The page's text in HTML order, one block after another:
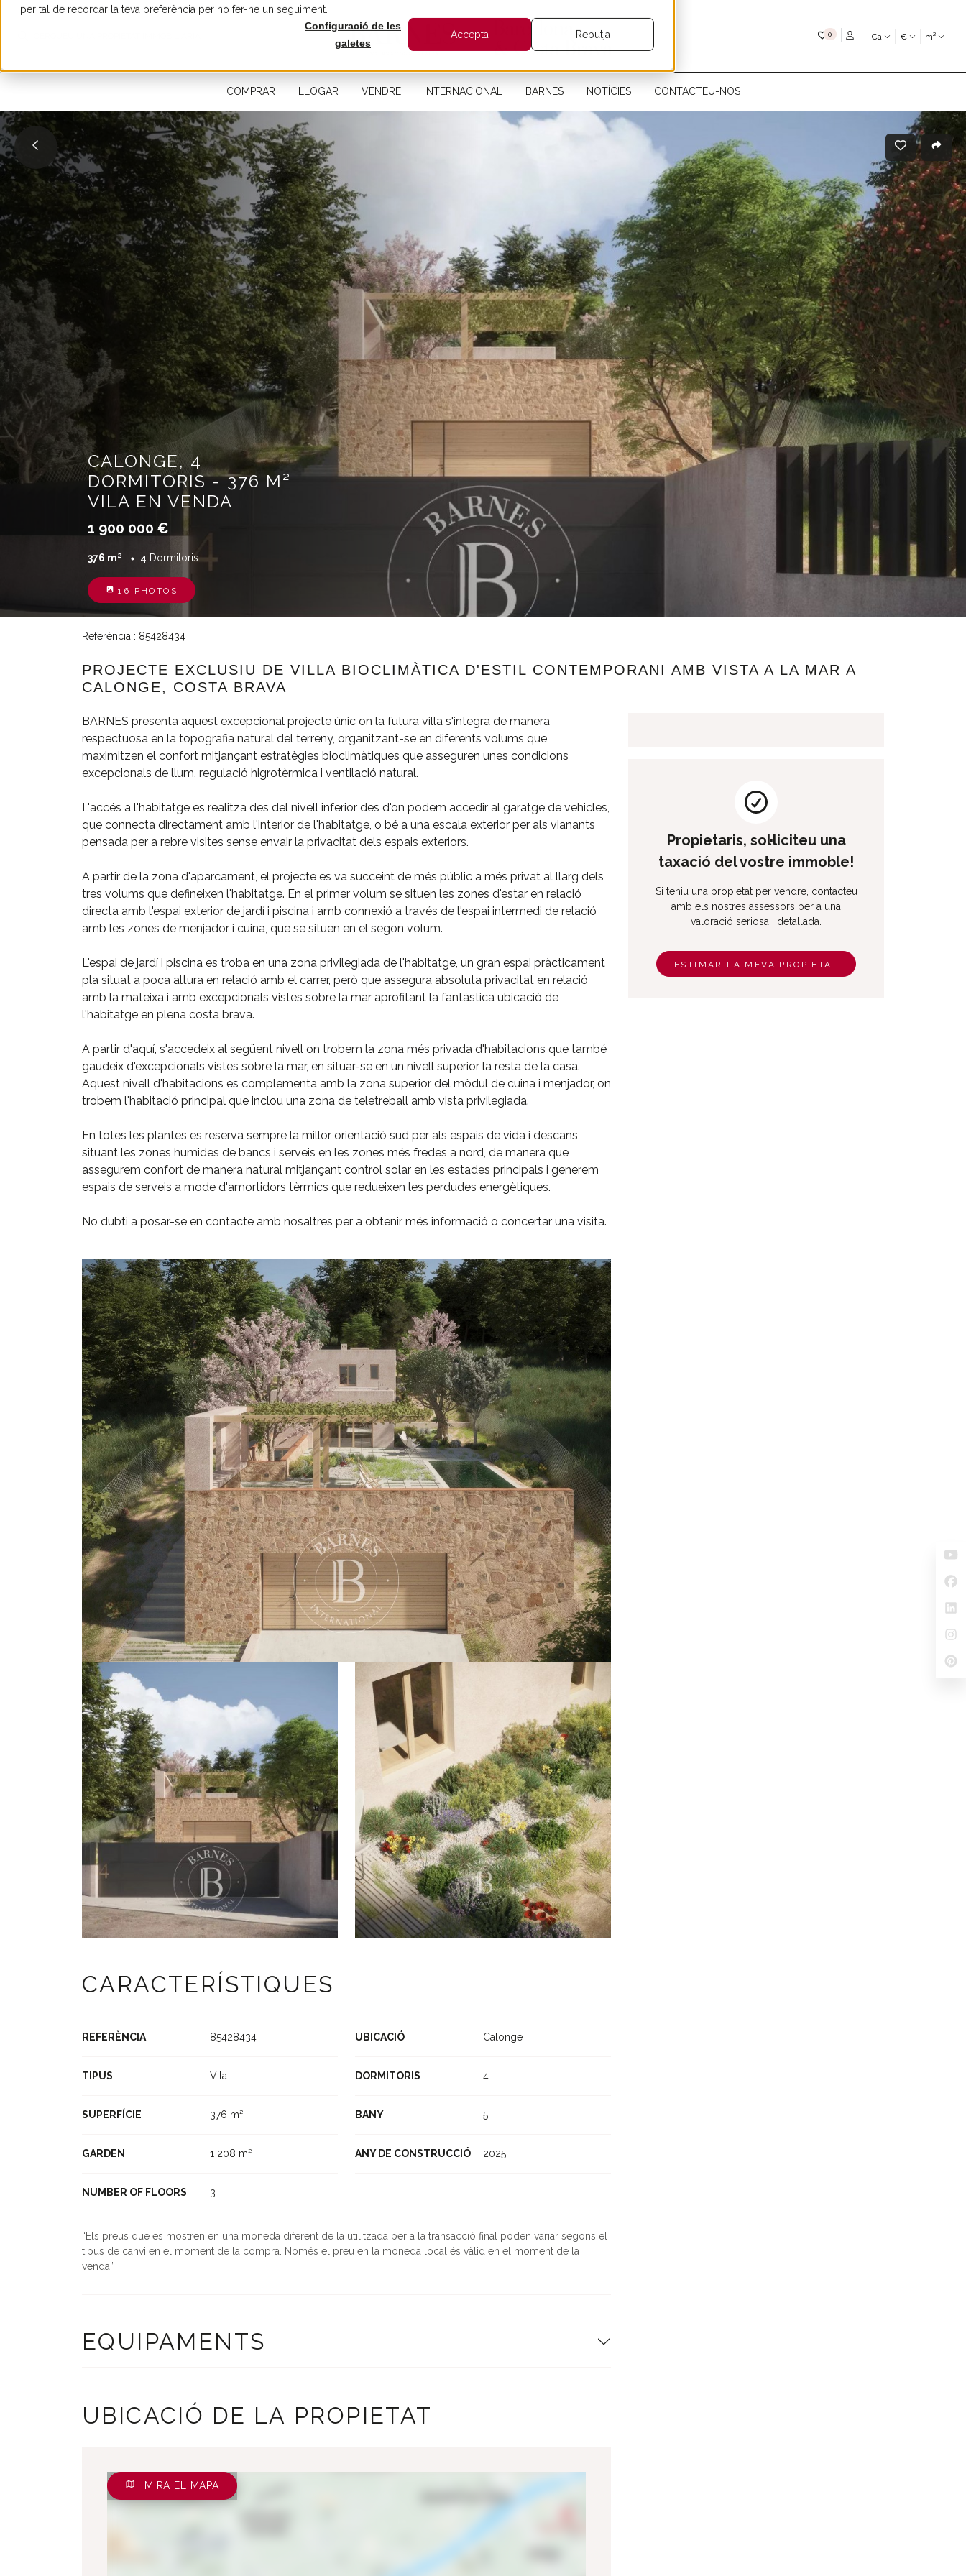
per tal de recordar la teva preferència per no fer-ne un seguiment.
Configuració de les
galetes
Accepta Rebutja 0My favouritesCa € m²
COMPRAR LLOGAR VENDRE INTERNACIONAL BARNES NOTÍCIES CONTACTEU-NOS
CALONGE, 4
DORMITORIS - 376 M²
VILA EN VENDA
1 900 000 €
376 m² 4 Dormitoris
16 PHOTOS
Referència : 85428434
PROJECTE EXCLUSIU DE VILLA BIOCLIMÀTICA D'ESTIL CONTEMPORANI AMB VISTA A LA MAR A
CALONGE, COSTA BRAVA
BARNES presenta aquest excepcional projecte únic on la futura villa s'integra de manera
respectuosa en la topografia natural del terreny, organitzant-se en diferents volums que
maximitzen el confort mitjançant estratègies bioclimàtiques que asseguren unes condicions
excepcionals de llum, regulació higrotèrmica i ventilació natural.
L'accés a l'habitatge es realitza des del nivell inferior des d'on podem accedir al garatge de vehicles,
que connecta directament amb l'interior de l'habitatge, o bé a una escala exterior per als vianants
pensada per a rebre visites sense envair la privacitat dels espais exteriors.
A partir de la zona d'aparcament, el projecte es va succeint de més públic a més privat al llarg dels
tres volums que defineixen l'habitatge. En el primer volum se situen les zones d'estar en relació
directa amb l'espai exterior de jardí i piscina i amb connexió a través de l'espai intermedi de relació
amb les zones de menjador i cuina, que se situen en el segon volum.
L'espai de jardí i piscina es troba en una zona privilegiada de l'habitatge, un gran espai pràcticament
pla situat a poca altura en relació amb el carrer, però que assegura absoluta privacitat en relació
amb la mateixa i amb excepcionals vistes sobre la mar aprofitant la fantàstica ubicació de
l'habitatge en plena costa brava.
A partir d'aquí, s'accedeix al següent nivell on trobem la zona més privada d'habitacions que també
gaudeix d'excepcionals vistes sobre la mar, en situar-se en un nivell superior la resta de la casa.
Aquest nivell d'habitacions es complementa amb la zona superior del mòdul de cuina i menjador, on
trobem l'habitació principal que inclou una zona de teletreball amb vista privilegiada.
En totes les plantes es reserva sempre la millor orientació sud per als espais de vida i descans
situant les zones humides de bancs i serveis en les zones més fredes a nord, de manera que
assegurem confort de manera natural mitjançant control solar en les estades principals i generem
espais de serveis a mode d'amortidors tèrmics que redueixen les perdudes energètiques.
No dubti a posar-se en contacte amb nosaltres per a obtenir més informació o concertar una visita.
CARACTERÍSTIQUES
REFERÈNCIA 85428434 UBICACIÓ Calonge
TIPUS Vila DORMITORIS 4
SUPERFÍCIE 376 m² BANY 5
GARDEN 1 208 m² ANY DE CONSTRUCCIÓ 2025
NUMBER OF FLOORS 3
Els preus que es mostren en una moneda diferent de la utilitzada per a la transacció final poden variar segons el
tipus de canvi en el moment de la compra. Només el preu en la moneda local és vàlid en el moment de la
venda.
EQUIPAMENTS
UBICACIÓ DE LA PROPIETAT
MIRA EL MAPA
Propietaris, sol·liciteu una
taxació del vostre immoble!
Si teniu una propietat per vendre, contacteu
amb els nostres assessors per a una
valoració seriosa i detallada.
ESTIMAR LA MEVA PROPIETAT